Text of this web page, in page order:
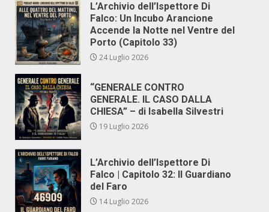
L’Archivio dell’Ispettore Di
Falco: Un Incubo Arancione
Accende la Notte nel Ventre del
Porto (Capitolo 33)
24 Luglio 2026
“GENERALE CONTRO
GENERALE. IL CASO DALLA
CHIESA” – di Isabella Silvestri
19 Luglio 2026
L’Archivio dell’Ispettore Di
Falco | Capitolo 32: Il Guardiano
del Faro
14 Luglio 2026